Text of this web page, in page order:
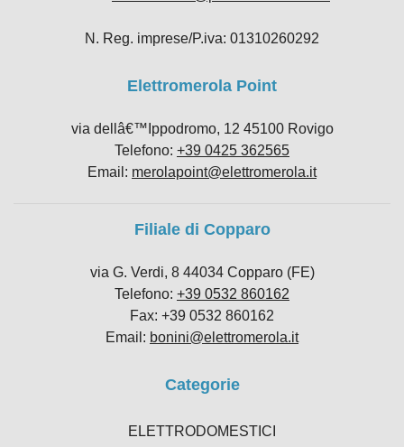
N. Reg. imprese/P.iva: 01310260292
Elettromerola Point
via dellâ€™Ippodromo, 12 45100 Rovigo
Telefono: +39 0425 362565
Email: merolapoint@elettromerola.it
Filiale di Copparo
via G. Verdi, 8 44034 Copparo (FE)
Telefono: +39 0532 860162
Fax: +39 0532 860162
Email: bonini@elettromerola.it
Categorie
ELETTRODOMESTICI